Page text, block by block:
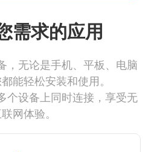
需求的应用
，无论是手机、平板、电脑
能轻松安装和使用。
个设备上同时连接，享受无
网体验。